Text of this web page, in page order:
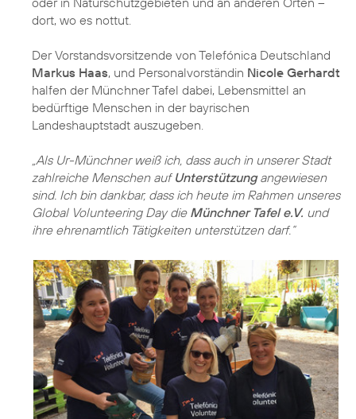
dort, wo es nottut.
Der Vorstandsvorsitzende von Telefónica Deutschland
Markus Haas, und Personalvorständin Nicole Gerhardt
halfen der Münchner Tafel dabei, Lebensmittel an
bedürftige Menschen in der bayrischen
Landeshauptstadt auszugeben.
„Als Ur-Münchner weiß ich, dass auch in unserer Stadt
zahlreiche Menschen auf Unterstützungangewiesen
sind. Ich bin dankbar, dass ich heute im Rahmen unseres
Global Volunteering Day die Münchner Tafel e.V. und
ihre ehrenamtlich Tätigkeiten unterstützen darf.“